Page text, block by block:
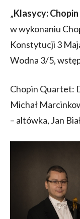
„Klasycy:
w wykonaniu
Konstytucji 3
Wodna 3/5,
Chopin Quartet:
Michał
– altówka, Jan